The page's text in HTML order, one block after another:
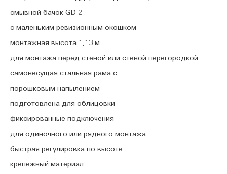
смывной бачок GD 2
с маленьким ревизионным окошком
монтажная высота 1,13 м
для монтажа перед стеной или стеной перегородкой
самонесущая стальная рама с
порошковым напылением
подготовлена для облицовки
фиксированные подключения
для одиночного или рядного монтажа
быстрая регулировка по высоте
крепежный материал